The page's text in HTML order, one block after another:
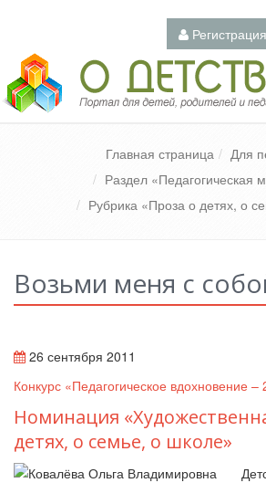
Регистрация
Педагогический портал «О детстве»
Главная страница
Для
Раздел «Педагогическая
Рубрика «Проза о детях, о
Возьми меня с
26 сентября 2011
Конкурс «Педагогическое вдохновение –
Номинация
детях, о семье, о школе»